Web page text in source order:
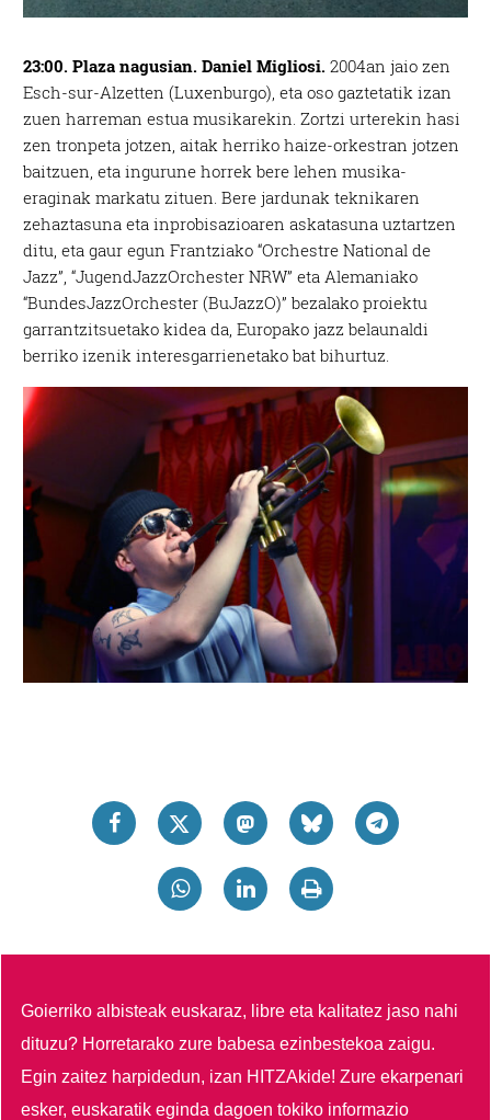
23:00. Plaza nagusian. Daniel Migliosi.2004an jaio zen
Esch-sur-Alzetten (Luxenburgo), eta oso gaztetatik izan
zuen harreman estua musikarekin. Zortzi urterekin hasi
zen tronpeta jotzen, aitak herriko haize-orkestran jotzen
baitzuen, eta ingurune horrek bere lehen musika-
eraginak markatu zituen. Bere jardunak teknikaren
zehaztasuna eta inprobisazioaren askatasuna uztartzen
ditu, eta gaur egun Frantziako “Orchestre National de
Jazz”, “JugendJazzOrchester NRW” eta Alemaniako
“BundesJazzOrchester (BuJazzO)” bezalako proiektu
garrantzitsuetako kidea da, Europako jazz belaunaldi
berriko izenik interesgarrienetako bat bihurtuz.
Goierriko albisteak euskaraz, libre eta kalitatez jaso nahi
dituzu? Horretarako zure babesa ezinbestekoa zaigu.
Egin zaitez harpidedun, izan HITZAkide!Zure ekarpenari
esker, euskaratik eginda dagoen tokiko informazio